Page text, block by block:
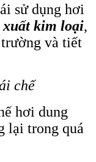
sử dụng hơi
xuất kim loại,
và tiết
chế
hơi dung
lại trong quá